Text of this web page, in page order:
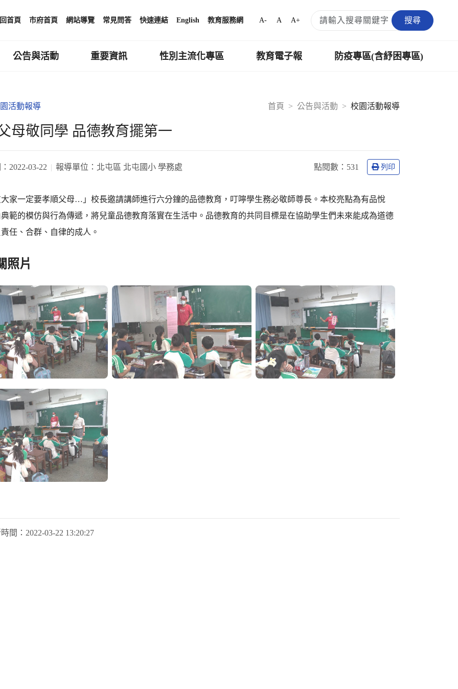
回首頁 市府首頁 網站導覽 常見問答 快速連結 English 教育服務網 A- A A+ 搜尋
公告與活動 重要資訊 性別主流化專區 教育電子報 防疫專區(含紓困專區)
首頁 公告與活動 校園活動報導
活動報導
母敬同學 品德教育擺第一
2022-03-22 報導單位： 北屯區 北屯國小 學務處 點閱數： 531 列印
家一定要孝順父母…」校長邀請講師進行六分鐘的品德教育，叮嚀學生務必敬師尊長。本校亮點為有品悅
範的模仿與行為傳遞，將兒童品德教育落實在生活中。品德教育的共同目標是在協助學生們未來能成為道德
任、合群、自律的成人。
照片
間： 2022-03-22 13:20:27